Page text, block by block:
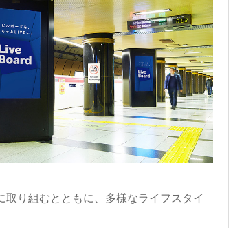
り組むとともに、多様なライフスタイ